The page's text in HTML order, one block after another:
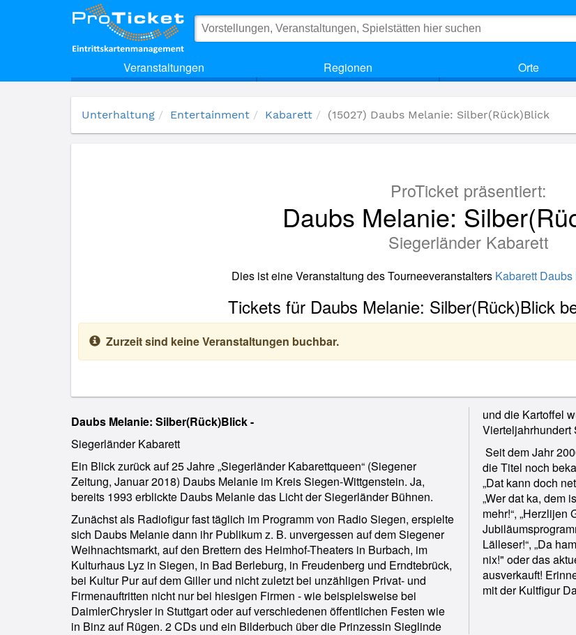
Veranstaltungen Regionen Orte
(15027) Daubs Melanie: Silber(Rück)Blick
Unterhaltung Entertainment Kabarett (15027) Daubs Melanie: Silber(Rück)Blick
ProTicket präsentiert:
Daubs Melanie:
Siegerländer Kabarett
Dies ist eine Veranstaltung des Tourneeveranstalters Kabarett
Tickets für Daubs Melanie: Silber(Rück)Blick
Zurzeit sind keine Veranstaltungen buchbar.
Daubs Melanie: Silber(Rück)Blick -
Siegerländer Kabarett
Ein Blick zurück auf 25 Jahre „Siegerländer Kabarettqueen“ (Siegener
Zeitung, Januar 2018) Daubs Melanie im Kreis Siegen-Wittgenstein. Ja,
bereits 1993 erblickte Daubs Melanie das Licht der Siegerländer Bühnen.
Zunächst als Radiofigur fast täglich im Programm von Radio Siegen, erspielte
sich Daubs Melanie dann ihr Publikum z. B. unvergessen auf dem Siegener
Weihnachtsmarkt, auf den Brettern des Heimhof-Theaters in Burbach, im
Kulturhaus Lyz in Siegen, in Bad Berleburg, in Freudenberg und Erndtebrück,
bei Kultur Pur auf dem Giller und nicht zuletzt bei unzähligen Privat- und
Firmenauftritten nicht nur bei hiesigen Firmen - wie beispielsweise bei
DaimlerChrysler in Stuttgart oder auf verschiedenen öffentlichen Festen wie
in Binz auf Rügen. 2 CDs und ein Bilderbuch über die Prinzessin Sieglinde
und die Kartoffel
Vierteljahrhundert
Seit dem Jahr
die Titel noch
„Dat kann doch
„Wer dat ka, dem
mehr!“, „Herzlijen
Lälleser!“, „Da
nix!" oder das
ausverkauft!
mit der Kultfigur